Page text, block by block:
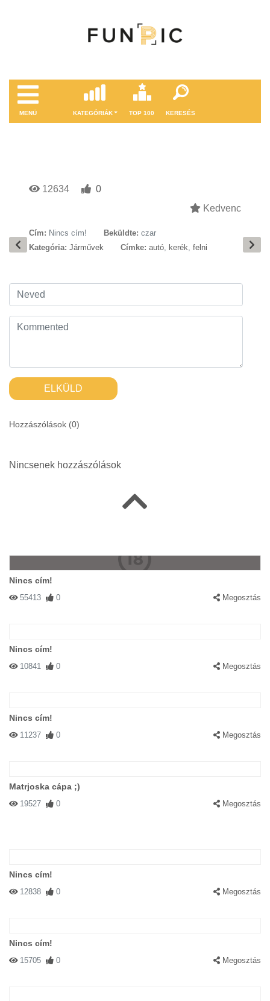
MENÜ KATEGÓRIÁK TOP 100 KERESÉS
12634
0
Kedvenc
Cím: Nincs cím! Beküldte: czar
Kategória: Járművek Címke: autó, kerék, felni
ELKÜLD
Hozzászólások (0)
Nincsenek hozzászólások
Nincs cím!
55413 0 Megosztás
Nincs cím!
10841 0 Megosztás
Nincs cím!
11237 0 Megosztás
Matrjoska cápa ;)
19527 0 Megosztás
Nincs cím!
12838 0 Megosztás
Nincs cím!
15705 0 Megosztás